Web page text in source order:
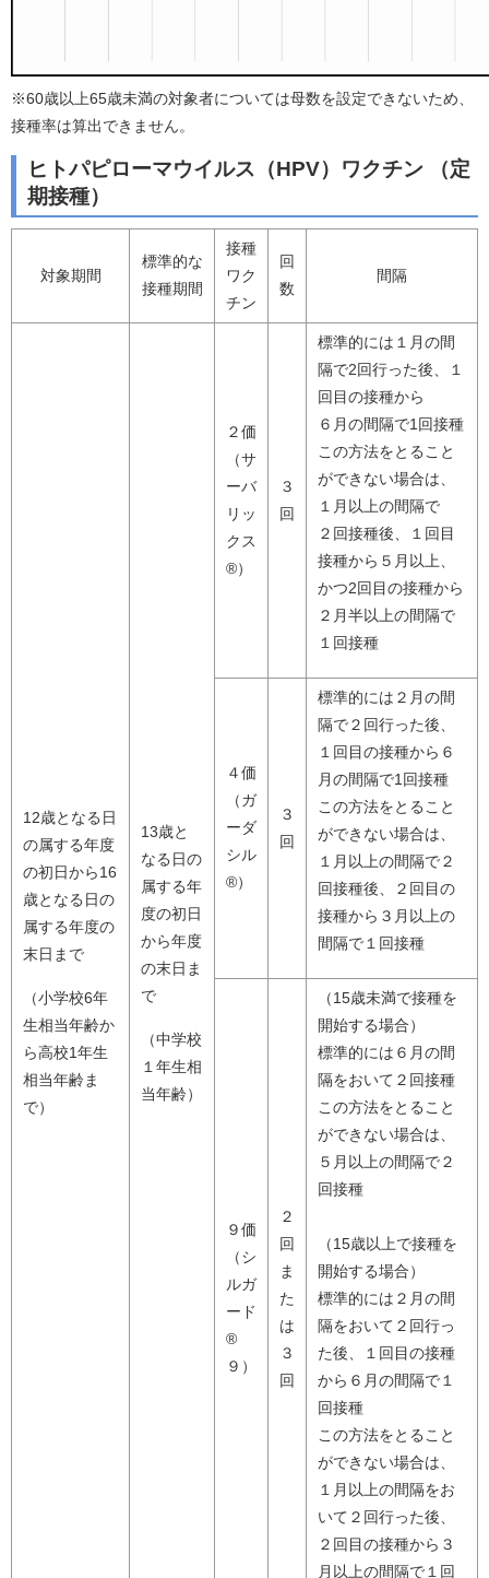
※60歳以上65歳未満の対象者については母数を設定できないため、
接種率は算出できません。
ヒトパピローマウイルス（HPV）ワクチン （定
期接種）
対象期間
標準的な
接種期間
接種
ワク
チン
回
数
間隔
12歳となる日
の属する年度
の初日から16
歳となる日の
属する年度の
末日まで
（小学校6年
生相当年齢か
ら高校1年生
相当年齢ま
で）
13歳と
なる日の
属する年
度の初日
から年度
の末日ま
で
（中学校
１年生相
当年齢）
２価
（サ
ーバ
リッ
クス
®）
３
回
標準的には１月の間
隔で2回行った後、１
回目の接種から
６月の間隔で1回接種
この方法をとること
ができない場合は、
１月以上の間隔で
２回接種後、１回目
接種から５月以上、
かつ2回目の接種から
２月半以上の間隔で
１回接種
４価
（ガ
ーダ
シル
®）
３
回
標準的には２月の間
隔で２回行った後、
１回目の接種から６
月の間隔で1回接種
この方法をとること
ができない場合は、
１月以上の間隔で２
回接種後、２回目の
接種から３月以上の
間隔で１回接種
９価
（シ
ルガ
ード
®
９）
２
回
ま
た
は
３
回
（15歳未満で接種を
開始する場合）
標準的には６月の間
隔をおいて２回接種
この方法をとること
ができない場合は、
５月以上の間隔で２
回接種
（15歳以上で接種を
開始する場合）
標準的には２月の間
隔をおいて２回行っ
た後、１回目の接種
から６月の間隔で１
回接種
この方法をとること
ができない場合は、
１月以上の間隔をお
いて２回行った後、
２回目の接種から３
月以上の間隔で１回